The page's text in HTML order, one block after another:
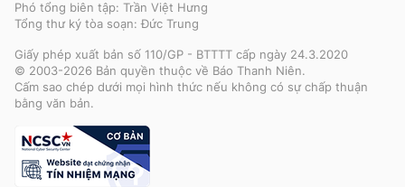
Phó tổng biên tập: Trần Việt Hưng
Tổng thư ký tòa soạn: Đức Trung
Giấy phép xuất bản số 110/GP - BTTTT cấp ngày 24.3.2020
© 2003-2026 Bản quyền thuộc về Báo Thanh Niên.
Cấm sao chép dưới mọi hình thức nếu không có sự chấp thuận
bằng văn bản.